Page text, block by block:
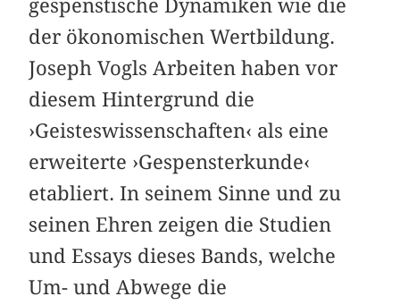
gespenstische Dynamiken wie die
der ökonomischen Wertbildung.
Joseph Vogls Arbeiten haben vor
diesem Hintergrund die
›Geisteswissenschaften‹ als eine
erweiterte ›Gespensterkunde‹
etabliert. In seinem Sinne und zu
seinen Ehren zeigen die Studien
und Essays dieses Bands, welche
Um- und Abwege die